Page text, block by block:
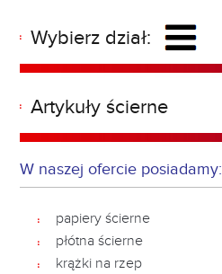
Wybierz dział:
Artykuły ścierne
W naszej ofercie posiadamy:
papiery ścierne
płótna ścierne
krążki na rzep